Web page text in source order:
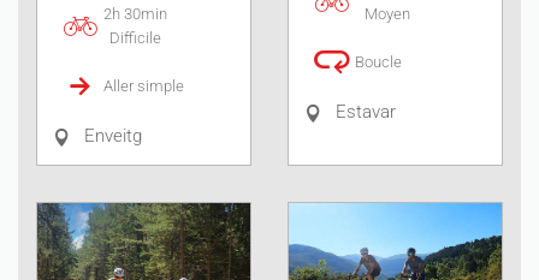
2h 30min
Difficile
Aller simple
Enveitg
Moyen
Boucle
Estavar